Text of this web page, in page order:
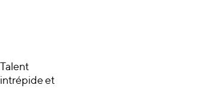
Talent
intrépide et